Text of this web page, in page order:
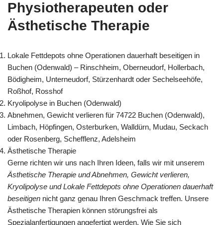
Physiotherapeuten oder
Ästhetische Therapie
Lokale Fettdepots ohne Operationen dauerhaft beseitigen in
Buchen (Odenwald) – Rinschheim, Oberneudorf, Hollerbach,
Bödigheim, Unterneudorf, Stürzenhardt oder Sechelseehöfe,
Roßhof, Rosshof
Kryolipolyse in Buchen (Odenwald)
Abnehmen, Gewicht verlieren für 74722 Buchen (Odenwald),
Limbach, Höpfingen, Osterburken, Walldürn, Mudau, Seckach
oder Rosenberg, Schefflenz, Adelsheim
Ästhetische Therapie
Gerne richten wir uns nach Ihren Ideen, falls wir mit unserem
Ästhetische Therapie und Abnehmen, Gewicht verlieren,
Kryolipolyse und Lokale Fettdepots ohne Operationen dauerhaft
beseitigen nicht ganz genau Ihren Geschmack treffen. Unsere
Ästhetische Therapien können störungsfrei als
Spezialanfertigungen angefertigt werden. Wie Sie sich